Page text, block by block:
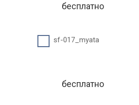
бесплатно
sf-017_myata
бесплатно